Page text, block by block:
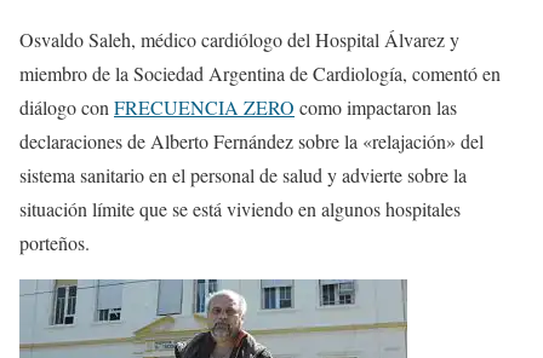
Osvaldo Saleh, médico cardiólogo del Hospital Álvarez y
miembro de la Sociedad Argentina de Cardiología, comentó en
diálogo con FRECUENCIA ZERO como impactaron las
declaraciones de Alberto Fernández sobre la «relajación» del
sistema sanitario en el personal de salud y advierte sobre la
situación límite que se está viviendo en algunos hospitales
porteños.